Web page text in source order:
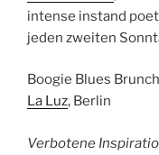
intense instand
jeden zweiten
Boogie Blues Brunch
La Luz, Berlin
Verbotene